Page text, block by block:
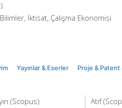
İktisat, Çalışma Ekonomisi
Yayınlar & Eserler Proje & Patent
(Scopus) Atıf